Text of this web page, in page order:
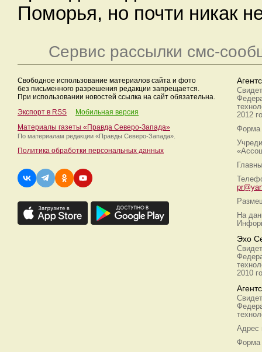
Поморья, но почти никак
Сервис рассылки смс-
Свободное использование материалов сайта и фото
без письменного разрешения редакции запрещается.
При использовании новостей ссылка на сайт обязательна.
Экспорт в RSS
Мобильная версия
Материалы газеты «Правда Северо-Запада»
По материалам редакции «Правды Северо-Запада».
Политика обработки персональных данных
2012
Форма
На
Эхо
2010
Адрес
Форма